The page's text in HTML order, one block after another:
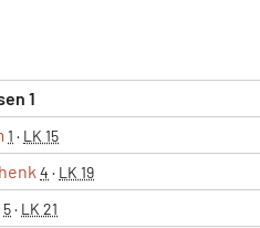
1
1 · LK 15
4 · LK 19
5· LK 21